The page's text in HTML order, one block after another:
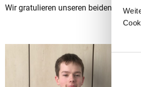
Wir gratulieren unseren beiden Börse-